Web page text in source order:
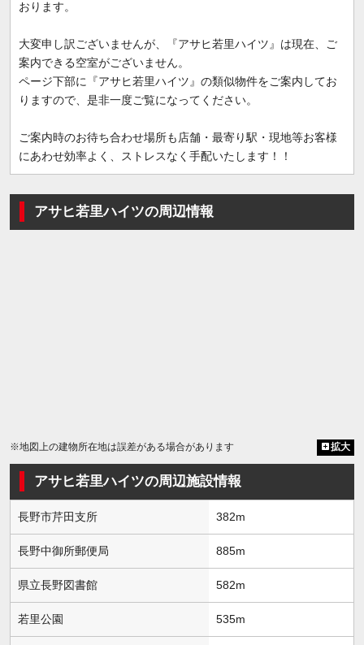
おります。
大変申し訳ございませんが、『アサヒ若里ハイツ』は現在、ご
案内できる空室がございません。
ページ下部に『アサヒ若里ハイツ』の類似物件をご案内してお
りますので、是非一度ご覧になってください。
ご案内時のお待ち合わせ場所も店舗・最寄り駅・現地等お客様
にあわせ効率よく、ストレスなく手配いたします！！
アサヒ若里ハイツの周辺情報
※地図上の建物所在地は誤差がある場合があります 拡大
アサヒ若里ハイツの周辺施設情報
長野市芹田支所 382m
長野中御所郵便局 885m
県立長野図書館 582m
若里公園 535m